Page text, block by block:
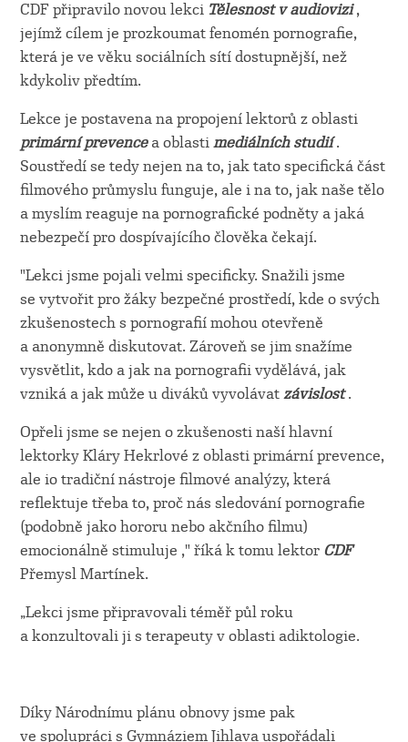
CDF připravilo novou lekci Tělesnost v audiovizi,
jejímž cílem je prozkoumat fenomén pornografie,
která je ve věku sociálních sítí dostupnější, než
kdykoliv předtím.
Lekce je postavena na propojení lektorů z oblasti
primární prevencea oblasti mediálních studií.
Soustředí se tedy nejen na to, jak tato specifická část
filmového průmyslu funguje, ale i na to, jak naše tělo
a myslím reaguje na pornografické podněty a jaká
nebezpečí pro dospívajícího člověka čekají.
"Lekci jsme pojali velmi specificky. Snažili jsme
se vytvořit pro žáky bezpečné prostředí, kde o svých
zkušenostech s pornografií mohou otevřeně
a anonymně diskutovat. Zároveň se jim snažíme
vysvětlit, kdo a jak na pornografii vydělává, jak
vzniká a jak může u diváků vyvolávat závislost.
Opřeli jsme se nejen o zkušenosti naší hlavní
lektorky Kláry Hekrlové z oblasti primární prevence,
ale io tradiční nástroje filmové analýzy, která
reflektuje třeba to, proč nás sledování pornografie
(podobně jako hororu nebo akčního filmu)
emocionálně stimuluje ," říká k tomu lektor CDF
Přemysl Martínek.
„Lekci jsme připravovali téměř půl roku
a konzultovali ji s terapeuty v oblasti adiktologie.
Díky Národnímu plánu obnovy jsme pak
ve spolupráci s Gymnáziem Jihlava uspořádali